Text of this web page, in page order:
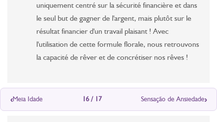
uniquement centré sur la sécurité financière et dans
le seul but de gagner de l'argent, mais plutôt sur le
résultat financier d'un travail plaisant ! Avec
l'utilisation de cette formule florale, nous retrouvons
la capacité de rêver et de concrétiser nos rêves !
‹Meia Idade 16 / 17 Sensação de Ansiedade›